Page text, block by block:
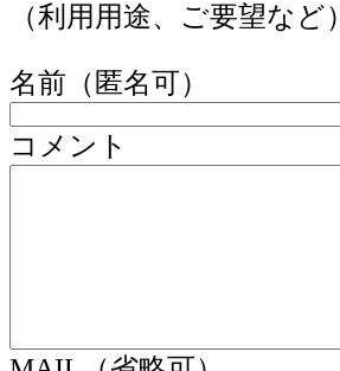
（利用用途、ご要望など）
名前（匿名可）
コメント